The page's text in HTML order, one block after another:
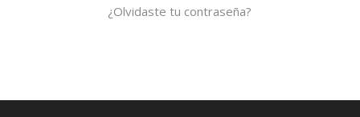
¿Olvidaste tu contraseña?